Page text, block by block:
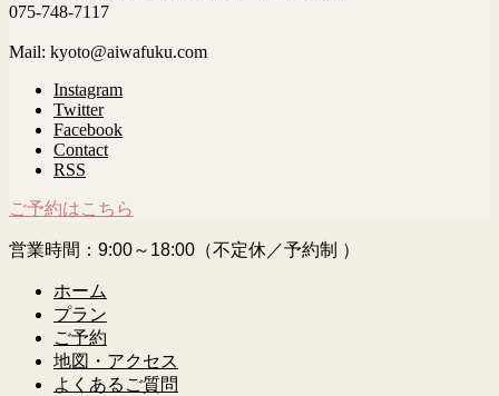
075-748-7117
Mail: kyoto@aiwafuku.com
Instagram
Twitter
Facebook
Contact
RSS
ご予約はこちら
営業時間：9:00～18:00（不定休／予約制 ）
ホーム
プラン
ご予約
地図・アクセス
よくあるご質問